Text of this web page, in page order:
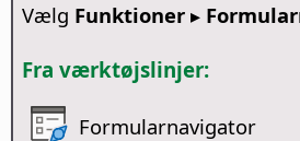
Vælg Funktioner ▸
Fra værktøjslinjer:
Formularnavigator